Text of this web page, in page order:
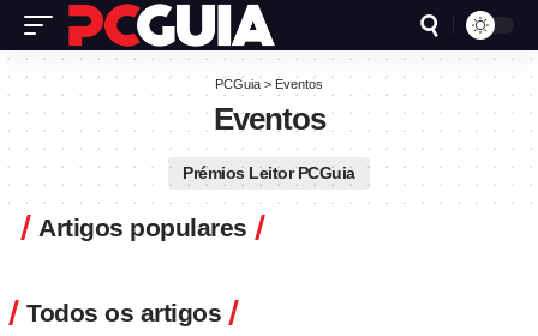
PCGuia > Eventos
Eventos
Prémios Leitor PCGuia
Artigos populares
Todos os artigos